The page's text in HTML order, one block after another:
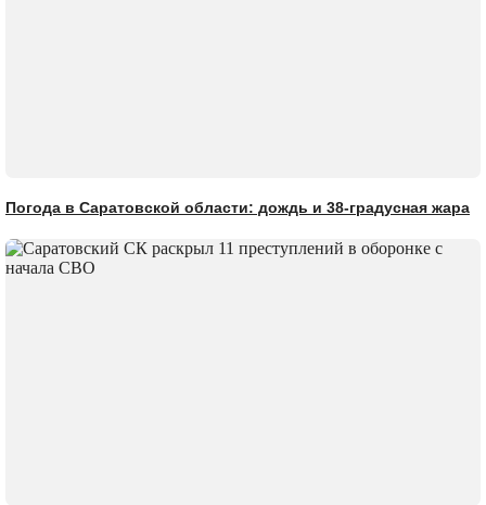
Погода в Саратовской области: дождь и 38-градусная жара